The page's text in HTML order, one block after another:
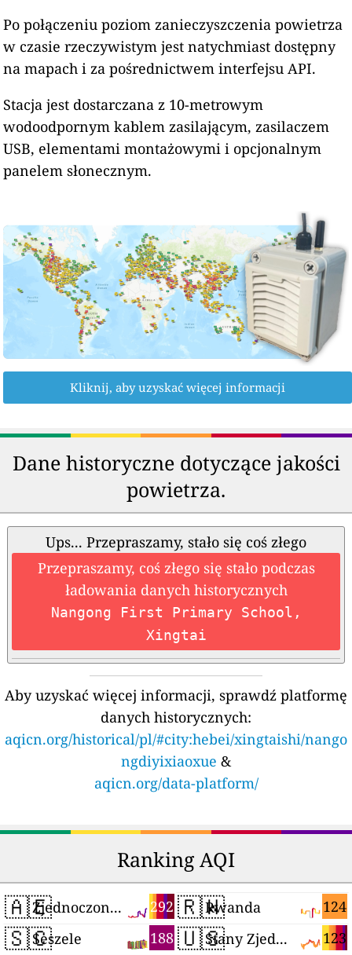
Po połączeniu poziom zanieczyszczenia powietrza
w czasie rzeczywistym jest natychmiast dostępny
na mapach i za pośrednictwem interfejsu API.
Stacja jest dostarczana z 10-metrowym
wodoodpornym kablem zasilającym, zasilaczem
USB, elementami montażowymi i opcjonalnym
panelem słonecznym.
Kliknij, aby uzyskać więcej informacji
Dane historyczne dotyczące jakości
powietrza.
Ups... Przepraszamy, stało się coś złego
Przepraszamy, coś złego się stało podczas
ładowania danych historycznych
Nangong First Primary School,
Xingtai
Aby uzyskać więcej informacji, sprawdź platformę
danych historycznych:
aqicn.org/historical/pl/#city:hebei/xingtaishi/nango
ngdiyixiaoxue &
aqicn.org/data-platform/
Ranking AQI
🇦🇪 292
Zjednoczone Emiraty Arabskie
🇸🇨 188
Seszele
🇷🇼 124
Rwanda
🇺🇸 123
Stany Zjednoczone